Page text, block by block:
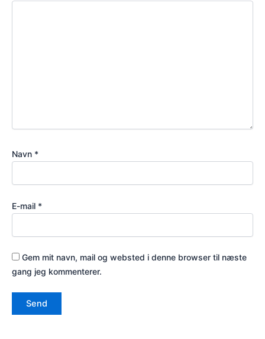
Navn *
E-mail *
Gem mit navn, mail og websted i denne browser til næste
gang jeg kommenterer.